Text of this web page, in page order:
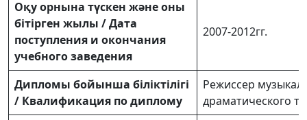
Оқу орнына түскен және оны
бiтiрген жылы / Дата
поступления и окончания
учебного заведения
2007-2012гг.
Дипломы бойынша біліктілігі
/ Квалификация по диплому
Режиссер
драматического